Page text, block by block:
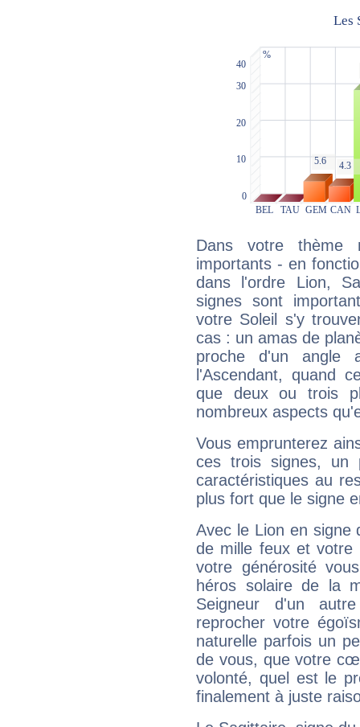
Dans votre thème
importants - en
dans l'ordre Lion,
signes sont
votre Soleil s'y
cas : un amas de
proche d'un
l'Ascendant, quand
que deux ou trois
nombreux aspects
Vous emprunterez
ces trois signes, un
caractéristiques au
plus fort que le signe
Avec le Lion en signe
de mille feux et votre
votre générosité
héros solaire de la
Seigneur d'un
reprocher votre
naturelle parfois un
de vous, que votre
volonté, quel est le
finalement à juste